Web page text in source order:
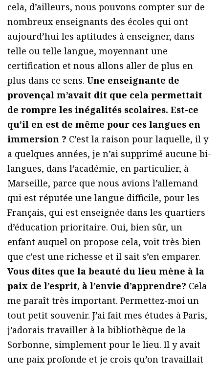
cela, d’ailleurs, nous pouvons compter sur de
nombreux enseignants des écoles qui ont
aujourd’hui les aptitudes à enseigner, dans
telle ou telle langue, moyennant une
certification et nous allons aller de plus en
plus dans ce sens. Une enseignante de
provençal m’avait dit que cela permettait
de rompre les inégalités scolaires. Est-ce
qu’il en est de même pour ces langues en
immersion ? C’est la raison pour laquelle, il y
a quelques années, je n’ai supprimé aucune bi-
langues, dans l’académie, en particulier, à
Marseille, parce que nous avions l’allemand
qui est réputée une langue difficile, pour les
Français, qui est enseignée dans les quartiers
d’éducation prioritaire. Oui, bien sûr, un
enfant auquel on propose cela, voit très bien
que c’est une richesse et il sait s’en emparer.
Vous dites que la beauté du lieu mène à la
paix de l’esprit, à l’envie d’apprendre? Cela
me paraît très important. Permettez-moi un
tout petit souvenir. J’ai fait mes études à Paris,
j’adorais travailler à la bibliothèque de la
Sorbonne, simplement pour le lieu. Il y avait
une paix profonde et je crois qu’on travaillait